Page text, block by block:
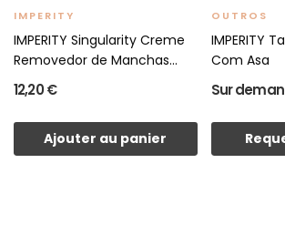
IMPERITY
IMPERITY Singularity Creme
Removedor de Manchas...
12,20 €
Ajouter au panier
OUTROS
IMPERITY
Com Asa
Sur